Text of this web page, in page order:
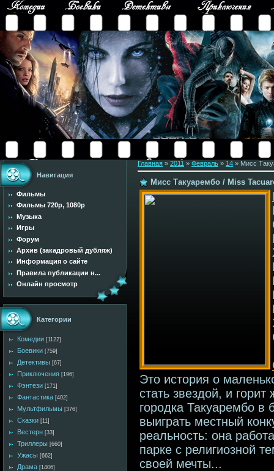
Навигация
Фильмы
Фильмы 720p, 1080p
Музыка
Игры
Форум
Архив (закадровый дубляж)
Информация о сайте
Правила публикации н...
Онлайн просмотр
Категории
Комедии [1122]
Боевики [759]
Детективы [67]
Приключения [196]
Фэнтези [171]
Фантастика [402]
Мультфильмы [376]
Сказки [11]
Вестерн [33]
Триллеры [660]
Ужасы [662]
Драма [1406]
Главная » 2011 » Февраль » 14 » Мисс
Мисс Такуарембо / Miss
Это история о
стать звездой, и
городка Такуарембо в
выиграть местный
реальность: она
парке с религиозной
своей мечты...